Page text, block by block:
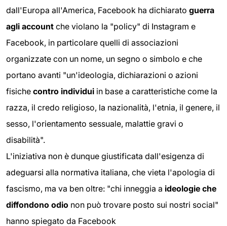
dall'Europa all'America, Facebook ha dichiarato guerra
agli account che violano la "policy" di Instagram e
Facebook, in particolare quelli di associazioni
organizzate con un nome, un segno o simbolo e che
portano avanti "un'ideologia, dichiarazioni o azioni
fisiche contro individui in base a caratteristiche come la
razza, il credo religioso, la nazionalità, l'etnia, il genere, il
sesso, l'orientamento sessuale, malattie gravi o
disabilità".
L'iniziativa non è dunque giustificata dall'esigenza di
adeguarsi alla normativa italiana, che vieta l'apologia di
fascismo, ma va ben oltre: "chi inneggia a ideologie che
diffondono odio non può trovare posto sui nostri social"
hanno spiegato da Facebook